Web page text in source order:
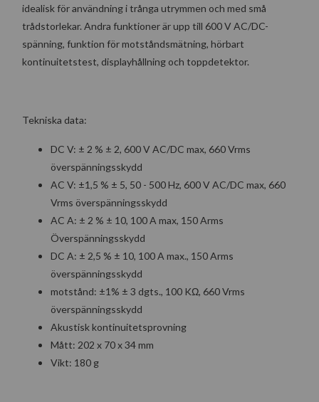
idealisk för användning i trånga utrymmen och med små
trådstorlekar. Andra funktioner är upp till 600 V AC/DC-
spänning, funktion för motståndsmätning, hörbart
kontinuitetstest, displayhållning och toppdetektor.
Tekniska data:
DC V: ± 2 % ± 2, 600 V AC/DC max, 660 Vrms
överspänningsskydd
AC V: ±1,5 % ± 5, 50 - 500 Hz, 600 V AC/DC max, 660
Vrms överspänningsskydd
AC A: ± 2 % ± 10, 100 A max, 150 Arms
Överspänningsskydd
DC A: ± 2,5 % ± 10, 100 A max., 150 Arms
överspänningsskydd
motstånd: ±1% ± 3 dgts., 100 KΩ, 660 Vrms
överspänningsskydd
Akustisk kontinuitetsprovning
Mått: 202 x 70 x 34 mm
Vikt: 180 g